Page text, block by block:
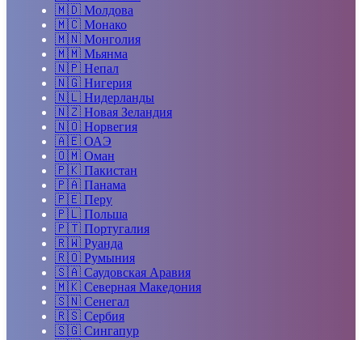
🇲🇩 Молдова
🇲🇨 Монако
🇲🇳 Монголия
🇲🇲 Мьянма
🇳🇵 Непал
🇳🇬 Нигерия
🇳🇱 Нидерланды
🇳🇿 Новая Зеландия
🇳🇴 Норвегия
🇦🇪 ОАЭ
🇴🇲 Оман
🇵🇰 Пакистан
🇵🇦 Панама
🇵🇪 Перу
🇵🇱 Польша
🇵🇹 Португалия
🇷🇼 Руанда
🇷🇴 Румыния
🇸🇦 Саудовская Аравия
🇲🇰 Северная Македония
🇸🇳 Сенегал
🇷🇸 Сербия
🇸🇬 Сингапур